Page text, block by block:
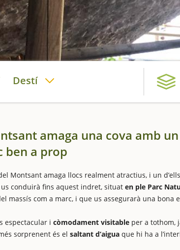
Destí
amaga una cova amb
ben a prop
Montsant amaga llocs realment atractius, i un
conduirà fins aquest indret, situat en ple Parc
massís com a marc, i que us assegurarà una bona
espectacular i còmodament visitable per a tothom,
sorprenent és el saltant d’aigua que hi ha a